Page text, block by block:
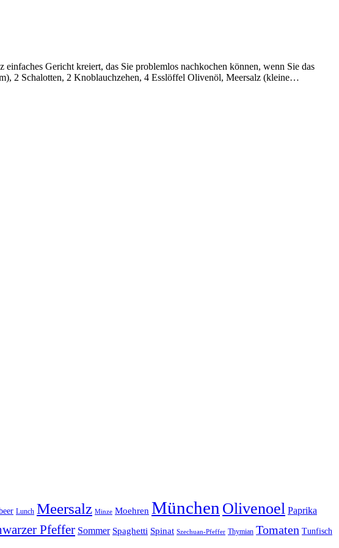
Gericht kreiert, das Sie problemlos nachkochen können, wenn Sie das
2 Schalotten, 2 Knoblauchzehen, 4 Esslöffel Olivenöl, Meersalz (kleine…
Lunch Meersalz Minze Moehren München Olivenoel Paprika
Pfeffer Sommer Spaghetti Spinat Szechuan-Pfeffer Thymian Tomaten Tunfisch